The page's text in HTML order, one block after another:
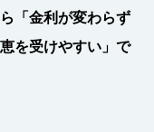
「金利が変わらず
を受けやすい」で